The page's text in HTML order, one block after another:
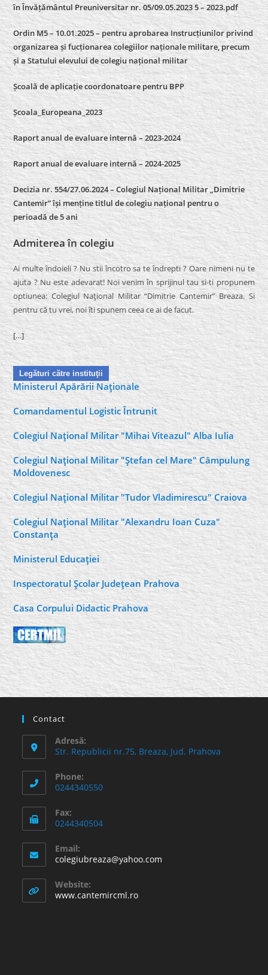
în Învățământul Preuniversitar nr. 05/09.05.2023 5 – 2023.pdf
Ordin M5 – 10.01.2025 – pentru aprobarea Instrucțiunilor privind
organizarea și fucționarea colegiilor naționale militare, precum
și a Statului elevului de colegiu național militar
Școală de aplicație coordonatoare pentru BPP
Școala_Europeana_2023
Raport anual de evaluare internă – 2023-2024
Raport anual de evaluare internă –2024-2025
Decizia nr. 554/27.06.2024 – Colegiul Național Militar „Dimitrie
Cantemir” își menține titlul de colegiu național pentru o
perioadă de 5 ani
Admiterea în colegiu
Ai multe îndoieli ? Nu stii încotro sa te îndrepti ? Oare nimeni nu te
ajuta ? Nu este adevarat! Noi venim în sprijinul tau si-ti propunem
optiunea: Colegiul Naţional Militar “Dimitrie Cantemir” Breaza. Si
pentru că tu vrei, noi îti spunem ceea ce ai de facut.
[…]
Legături către instituţii
Ministerul Apărării Naţionale
Comandamentul Logistic Întrunit
Colegiul Naţional Militar "Mihai Viteazul" Alba Iulia
Colegiul Naţional Militar "Ştefan cel Mare" Câmpulung
Moldovenesc
Colegiul Naţional Militar "Tudor Vladimirescu" Craiova
Colegiul Naţional Militar "Alexandru Ioan Cuza"
Constanţa
Ministerul Educaţiei
Inspectoratul Şcolar Judeţean Prahova
Casa Corpului Didactic Prahova
Contact
Adresă:
Str. Republicii nr.75, Breaza, Jud. Prahova
Phone:
0244340550
Fax:
0244340504
Email:
colegiubreaza@yahoo.com
Website:
www.cantemircml.ro